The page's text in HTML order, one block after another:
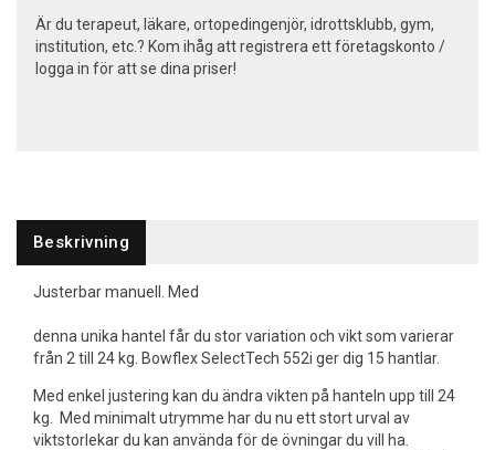
Är du terapeut, läkare, ortopedingenjör, idrottsklubb, gym,
institution, etc.? Kom ihåg att registrera ett företagskonto /
logga in för att se dina priser!
Beskrivning
Justerbar manuell. Med
denna unika hantel får du stor variation och vikt som varierar
från 2 till 24 kg. Bowflex SelectTech 552i ger dig 15 hantlar.
Med enkel justering kan du ändra vikten på hanteln upp till 24
kg. Med minimalt utrymme har du nu ett stort urval av
viktstorlekar du kan använda för de övningar du vill ha.